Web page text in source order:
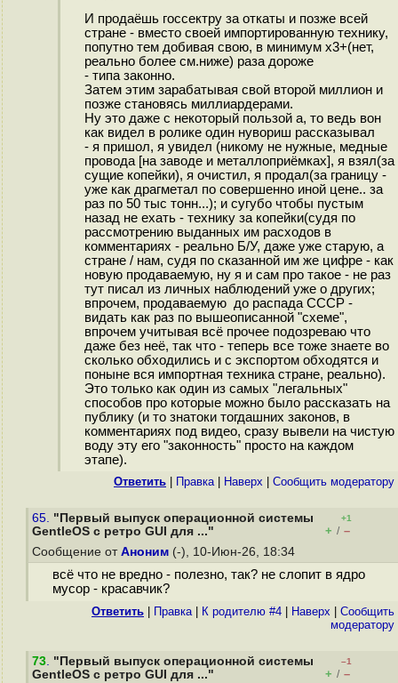
И продаёшь госсектру за откаты и позже всей
стране - вместо своей импортированную технику,
попутно тем добивая свою, в минимум x3+(нет,
реально более см.ниже) раза дороже
- типа законно.
Затем этим зарабатывая свой второй миллион и
позже становясь миллиардерами.
Ну это даже с некоторый пользой а, то ведь вон
как видел в ролике один нувориш рассказывал
- я пришол, я увидел (никому не нужные, медные
провода [на заводе и металлоприёмках], я взял(за
сущие копейки), я очистил, я продал(за границу -
уже как драгметал по совершенно иной цене.. за
раз по 50 тыс тонн...); и сугубо чтобы пустым
назад не ехать - технику за копейки(судя по
рассмотрению выданных им расходов в
комментариях - реально Б/У, даже уже старую, а
стране / нам, судя по сказанной им же цифре - как
новую продаваемую, ну я и сам про такое - не раз
тут писал из личных наблюдений уже о других;
впрочем, продаваемую до распада СССР -
видать как раз по вышеописанной "схеме",
впрочем учитывая всё прочее подозреваю что
даже без неё, так что - теперь все тоже знаете во
сколько обходились и с экспортом обходятся и
поныне вся импортная техника стране, реально).
Это только как один из самых "легальных"
способов про которые можно было рассказать на
публику (и то знатоки тогдашних законов, в
комментариях под видео, сразу вывели на чистую
воду эту его "законность" просто на каждом
этапе).
Ответить Правка| Наверх Cообщить модератору
65. "Первый выпуск операционной системы
GentleOS с ретро GUI для ..."
+1
+ / –
Сообщение от Аноним (-), 10-Июн-26, 18:34
всё что не вредно - полезно, так? не слопит в ядро
мусор - красавчик?
Ответить Правка| К родителю #4 Наверх
Cообщить
модератору
73. "Первый выпуск операционной системы
GentleOS с ретро GUI для ..."
–1
+ / –